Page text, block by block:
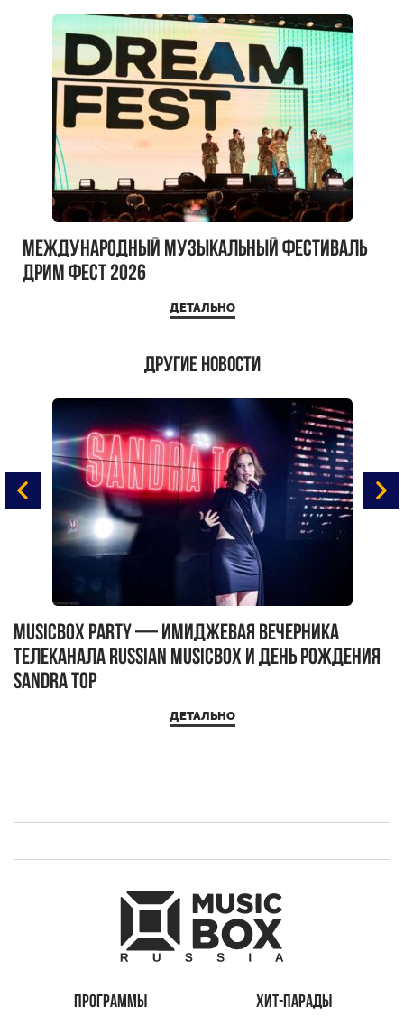
Международный музыкальный фестиваль
ДРИМ ФЕСТ 2026
ДЕТАЛЬНО
Другие новости
MUSICBOX PARTY — имиджевая вечерника
телеканала RUSSIAN MUSICBOX и день рождения
Sandra Top
ДЕТАЛЬНО
ПРОГРАММЫ ХИТ-ПАРАДЫ